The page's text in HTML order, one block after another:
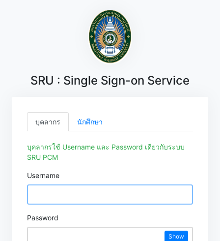
SRU : Single Sign-on Service
บุคลากร นักศึกษา
บุคลากรใช้ Username และ Password เดียวกับระบบ
SRU PCM
Username
Password
Show